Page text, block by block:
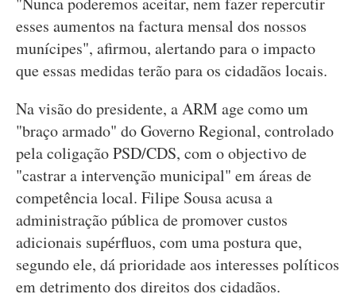
esses aumentos na factura mensal dos nossos
munícipes", afirmou, alertando para o impacto
que essas medidas terão para os cidadãos locais.
Na visão do presidente, a ARM age como um
"braço armado" do Governo Regional, controlado
pela coligação PSD/CDS, com o objectivo de
"castrar a intervenção municipal" em áreas de
competência local. Filipe Sousa acusa a
administração pública de promover custos
adicionais supérfluos, com uma postura que,
segundo ele, dá prioridade aos interesses políticos
em detrimento dos direitos dos cidadãos.